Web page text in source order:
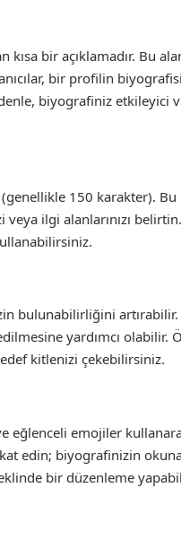
bir açıklamadır. Bu
bir profilin
biyografiniz etkileyici
150 karakter).
veya ilgi alanlarınızı
bulunabilirliğini
yardımcı olabilir.
kitlenizi çekebilirsiniz.
eğlenceli emojiler
edin; biyografinizin
bir düzenleme